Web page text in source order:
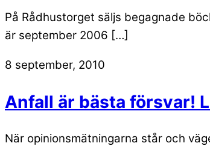
På Rådhustorget säljs begagnade
är september 2006 […]
8 september, 2010
Anfall är bästa försvar!
När opinionsmätningarna står och